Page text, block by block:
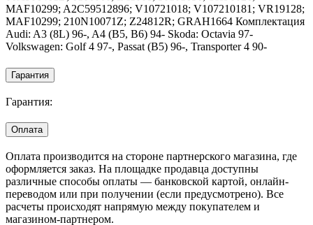
MAF10299; A2C59512896; V10721018; V107210181; VR19128;
MAF10299; 210N10071Z; Z24812R; GRAH1664 Комплектация
Audi: A3 (8L) 96-, A4 (B5, B6) 94- Skoda: Octavia 97-
Volkswagen: Golf 4 97-, Passat (B5) 96-, Transporter 4 90-
Гарантия
Гарантия:
Оплата
Оплата производится на стороне партнерского магазина, где
оформляется заказ. На площадке продавца доступны
различные способы оплаты — банковской картой, онлайн-
переводом или при получении (если предусмотрено). Все
расчеты происходят напрямую между покупателем и
магазином-партнером.